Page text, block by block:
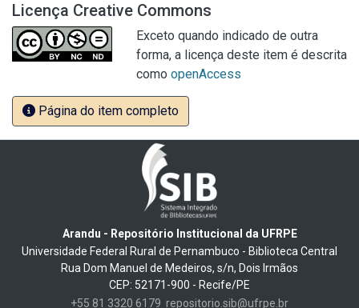
Licença Creative Commons
Exceto quando indicado de outra
forma, a licença deste item é descrita
como openAccess
Página do item completo
Arandu - Repositório Institucional da UFRPE
Universidade Federal Rural de Pernambuco - Biblioteca Central
Rua Dom Manuel de Medeiros, s/n, Dois Irmãos
CEP: 52171-900 - Recife/PE
+55 81 3320 6179 repositorio.sib@ufrpe.br